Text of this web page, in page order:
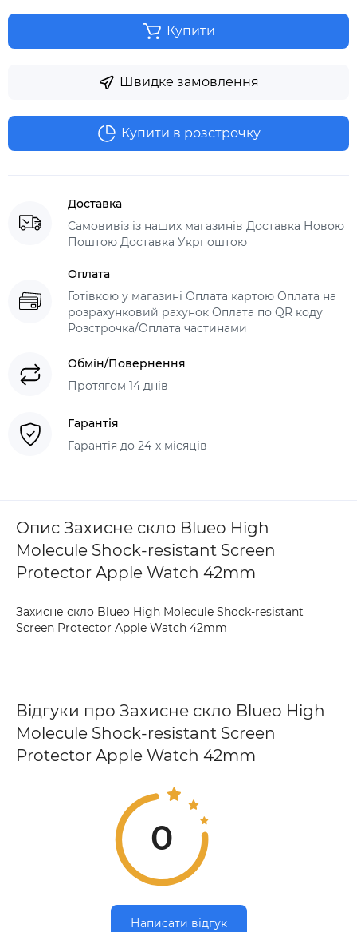
Купити
Швидке замовлення
Купити в розстрочку
Доставка
Самовивіз із наших магазинів Доставка Новою
Поштою Доставка Укрпоштою
Оплата
Готівкою у магазині Оплата картою Оплата на
розрахунковий рахунок Оплата по QR коду
Розстрочка/Оплата частинами
Обмін/Повернення
Протягом 14 днів
Гарантія
Гарантія до 24-х місяців
Опис Захисне скло Blueo High
Molecule Shock-resistant Screen
Protector Apple Watch 42mm
Захисне скло Blueo High Molecule Shock-resistant
Screen Protector Apple Watch 42mm
Відгуки про Захисне скло Blueo High
Molecule Shock-resistant Screen
Protector Apple Watch 42mm
0
Написати відгук